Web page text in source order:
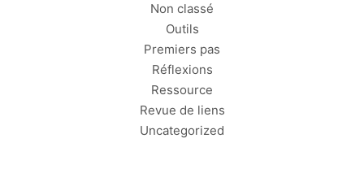
Non classé
Outils
Premiers pas
Réflexions
Ressource
Revue de liens
Uncategorized